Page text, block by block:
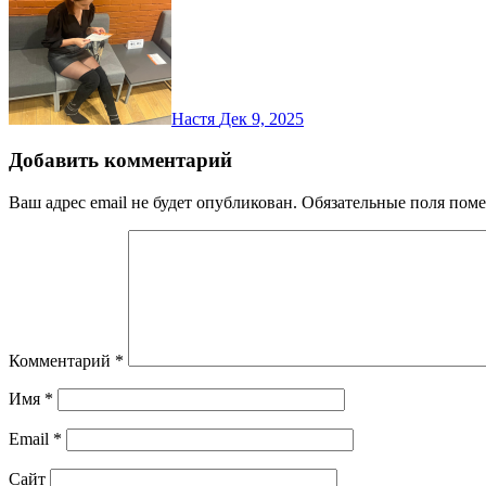
Настя Дек 9, 2025
Добавить комментарий
Ваш адрес email не будет опубликован. Обязательные поля
Комментарий *
Имя *
Email *
Сайт